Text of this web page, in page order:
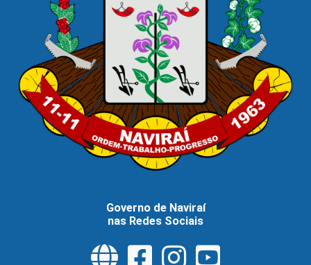
Governo de Naviraí
nas Redes Sociais